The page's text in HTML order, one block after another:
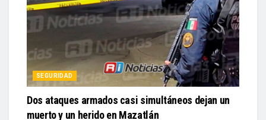
SEGURIDAD
Dos ataques armados casi simultáneos dejan un
muerto y un herido en Mazatlán